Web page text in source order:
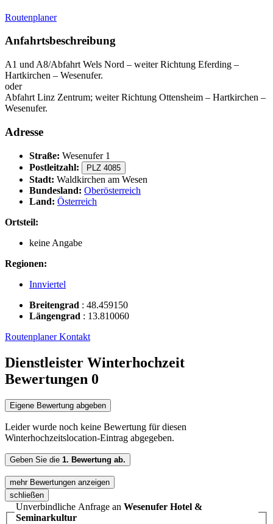
Routenplaner
Anfahrtsbeschreibung
A1 und A8/Abfahrt Wels Nord – weiter Richtung Eferding –
Hartkirchen – Wesenufer.
oder
Abfahrt Linz Zentrum; weiter Richtung Ottensheim – Hartkirchen –
Wesenufer.
Adresse
Straße: Wesenufer 1
Postleitzahl:
PLZ 4085
Stadt: Waldkirchen am Wesen
Bundesland: Oberösterreich
Land: Österreich
Ortsteil:
keine Angabe
Regionen:
Innviertel
Breitengrad : 48.459150
Längengrad : 13.810060
RoutenplanerKontakt
Dienstleister Winterhochzeit
Bewertungen 0
Eigene Bewertung abgeben
Leider wurde noch keine Bewertung für diesen
Winterhochzeitslocation-Eintrag abgegeben.
Geben Sie die 1. Bewertung ab.
mehr Bewertungen anzeigen
schließen
Unverbindliche Anfrage an Wesenufer Hotel &
Seminarkultur